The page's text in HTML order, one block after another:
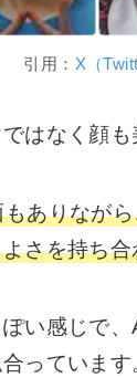
引用： X（
はなく顔
ありなが
さを持ち
い感じで
っています